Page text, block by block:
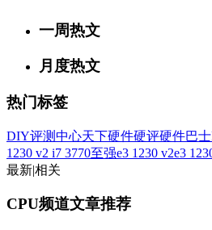
一周热文
月度热文
热门标签
DIY评测中心天下硬件硬评硬件巴士
1230 v2 i7 3770至强e3 1230 v2e3
最新|相关
CPU频道文章推荐